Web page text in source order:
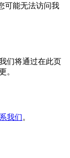
可能无法访问我
们将通过在此页
。
我们。